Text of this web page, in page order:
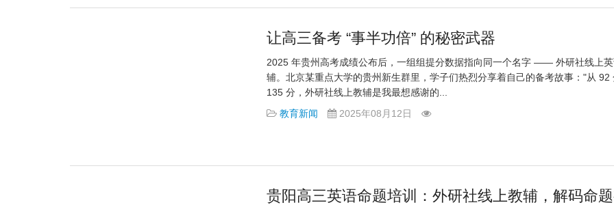
让高三备考 “事半功倍” 的秘密武器
2025 年贵州高考成绩公布后，一组组提分数据指向同一个名字 —— 外研社线上
辅。北京某重点大学的贵州新生群里，学子们热烈分享着自己的备考故事："从 92
135 分，外研社线上教辅是我最想感谢的...
教育新闻
2025年08月12日
贵阳高三英语命题培训：外研社线上教辅，解码命